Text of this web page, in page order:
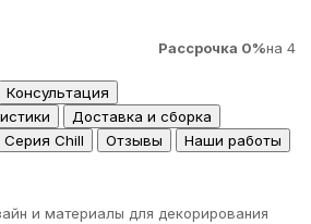
Рассрочка 0%на 4
Консультация
Доставка и сборка
Серия Chill Отзывы Наши работы
и материалы для декорирования